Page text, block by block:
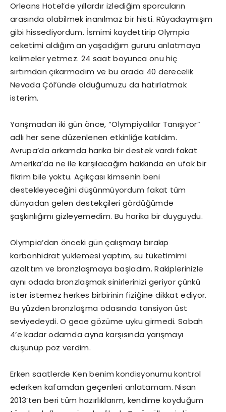
Orleans Hotel’de yıllardır izlediğim sporcuların
arasında olabilmek inanılmaz bir histi. Rüyadaymışım
gibi hissediyordum. İsmimi kaydettirip Olympia
ceketimi aldığım an yaşadığım gururu anlatmaya
kelimeler yetmez. 24 saat boyunca onu hiç
sırtımdan çıkarmadım ve bu arada 40 derecelik
Nevada Çöl’ünde olduğumuzu da hatırlatmak
isterim.
Yarışmadan iki gün önce, “Olympiyalılar Tanışıyor”
adlı her sene düzenlenen etkinliğe katıldım.
Avrupa’da arkamda harika bir destek vardı fakat
Amerika’da ne ile karşılacağım hakkında en ufak bir
fikrim bile yoktu. Açıkçası kimsenin beni
destekleyeceğini düşünmüyordum fakat tüm
dünyadan gelen destekçileri gördüğümde
şaşkınlığımı gizleyemedim. Bu harika bir duyguydu.
Olympia’dan önceki gün çalışmayı bırakıp
karbonhidrat yüklemesi yaptım, su tüketimimi
azalttım ve bronzlaşmaya başladım. Rakiplerinizle
aynı odada bronzlaşmak sinirlerinizi geriyor çünkü
ister istemez herkes birbirinin fiziğine dikkat ediyor.
Bu yüzden bronzlaşma odasında tansiyon üst
seviyedeydi. O gece gözüme uyku girmedi. Sabah
4’e kadar odamda ayna karşısında yarışmayı
düşünüp poz verdim.
Erken saatlerde Ken benim kondisyonumu kontrol
ederken kafamdan geçenleri anlatamam. Nisan
2013’ten beri tüm hazırlıklarım, kendime koyduğum